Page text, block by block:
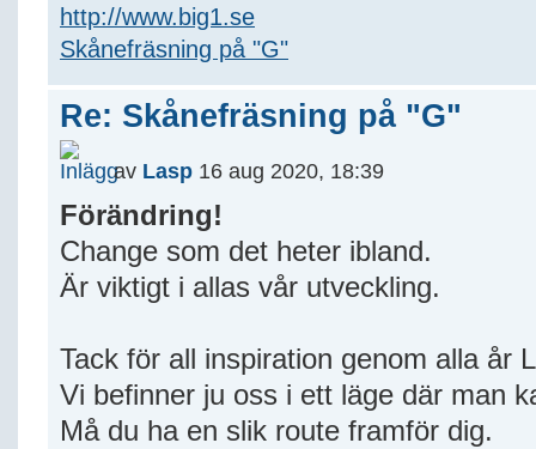
http://www.big1.se
Skånefräsning på "G"
Re: Skånefräsning på "G"
av Lasp 16 aug 2020, 18:39
Förändring!
Change som det heter ibland.
Är viktigt i allas vår utveckling.
Tack för all inspiration genom alla år
Vi befinner ju oss i ett läge där man
Må du ha en slik route framför dig.